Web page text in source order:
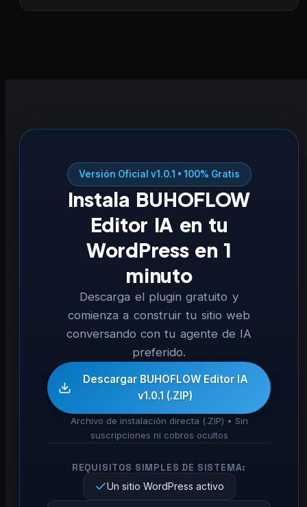
Versión Oficial v1.0.1 • 100% Gratis
Instala BUHOFLOW
Editor IA en tu
WordPress en 1
minuto
Descarga el plugin gratuito y
comienza a construir tu sitio web
conversando con tu agente de IA
preferido.
Descargar BUHOFLOW Editor IA
v1.0.1 (.ZIP)
Archivo de instalación directa (.ZIP) • Sin
suscripciones ni cobros ocultos
REQUISITOS SIMPLES DE SISTEMA:
Un sitio WordPress activo